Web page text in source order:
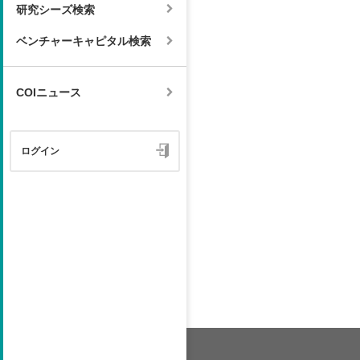
研究シーズ検索
ベンチャーキャピタル検索
COIニュース
ログイン